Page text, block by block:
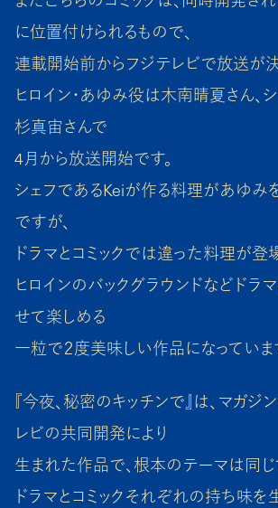
に位置付けられるもので、
連載開始前からフジテレビで放送が決
ヒロイン・あゆみ役は木南晴夏さん、
杉真宙さんで
4月から放送開始です。
シェフであるKeiが作る料理があゆみ
ですが、
ドラマとコミックでは違った料理が登
ヒロインのバックグラウンドなどドラ
せて楽しめる
一粒で２度美味しい作品になっていま
『今夜、秘密のキッチンで』は、マガジ
レビの共同開発により
生まれた作品で、根本のテーマは同じ
ドラマとコミックそれぞれの持ち味を